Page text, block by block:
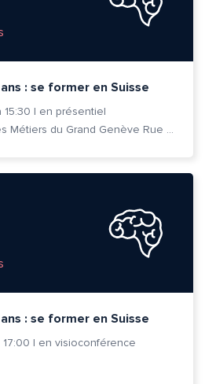
: se former en Suisse
15:30 | en présentiel
Cité des Métiers du Grand Genève Rue Prévost-Martin 6 1205 Genève
: se former en Suisse
17:00 | en visioconférence